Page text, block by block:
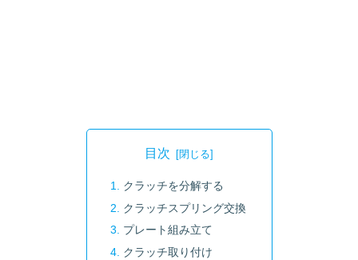
目次
クラッチを分解する
クラッチスプリング交換
プレート組み立て
クラッチ取り付け